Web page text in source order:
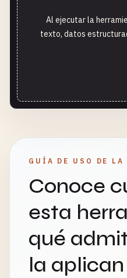
Al ejecutar la
texto, datos
GUÍA DE USO DE LA
Conoce
esta
qué
la